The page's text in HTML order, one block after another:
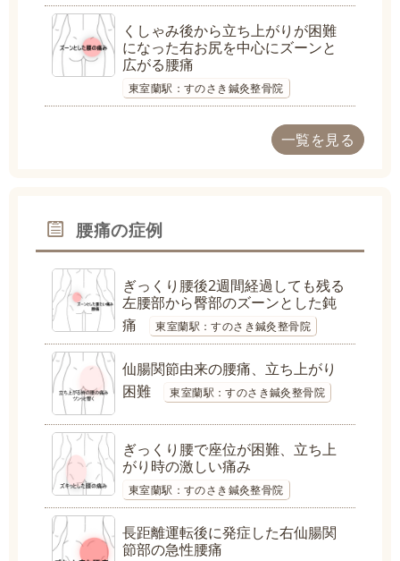
くしゃみ後から立ち上がりが困難
になった右お尻を中心にズーンと
広がる腰痛
東室蘭駅：すのさき鍼灸整骨院
一覧を見る
腰痛の症例
ぎっくり腰後2週間経過しても残る
左腰部から臀部のズーンとした鈍
痛
東室蘭駅：すのさき鍼灸整骨院
仙腸関節由来の腰痛、立ち上がり
困難
東室蘭駅：すのさき鍼灸整骨院
ぎっくり腰で座位が困難、立ち上
がり時の激しい痛み
東室蘭駅：すのさき鍼灸整骨院
長距離運転後に発症した右仙腸関
節部の急性腰痛